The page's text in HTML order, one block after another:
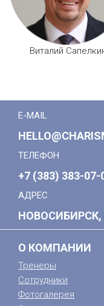
Виталий
E-MAIL
ТЕЛЕФОН
+7 (383) 383-07-
АДРЕС
НОВОСИБИРСК,
О КОМПАНИИ
Тренеры
Сотрудники
Фотогалерея